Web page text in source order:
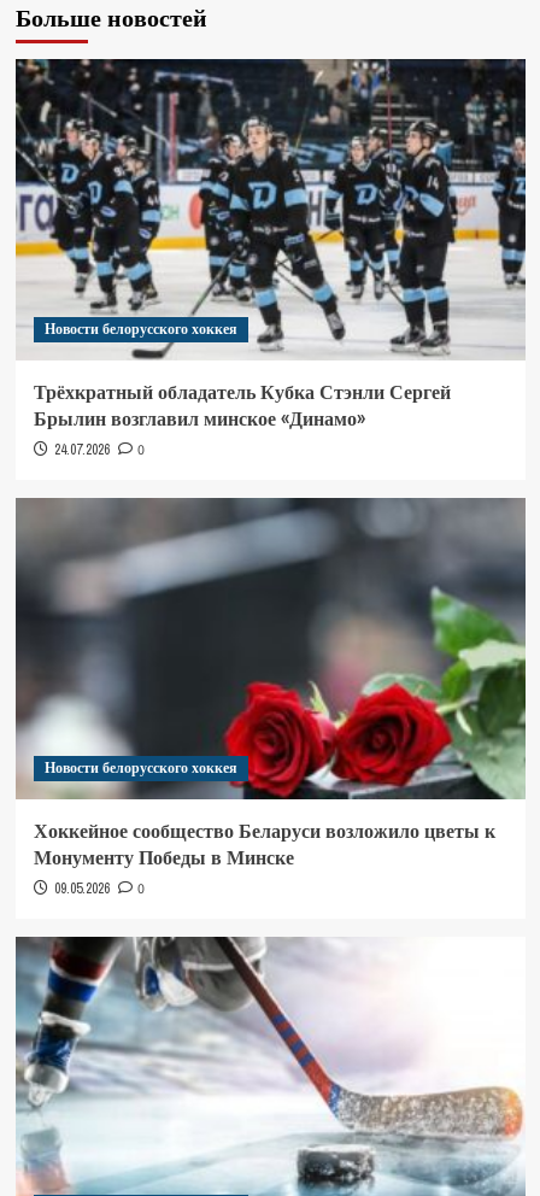
Больше новостей
Новости белорусского хоккея
Трёхкратный обладатель Кубка Стэнли Сергей
Брылин возглавил минское «Динамо»
24.07.2026 0
Новости белорусского хоккея
Хоккейное сообщество Беларуси возложило цветы к
Монументу Победы в Минске
09.05.2026 0